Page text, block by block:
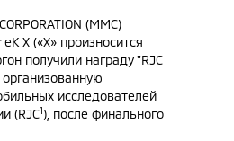
(MMC)
X («Х» произносится
получили награду "RJC
исследователей
(RJC1), после финального